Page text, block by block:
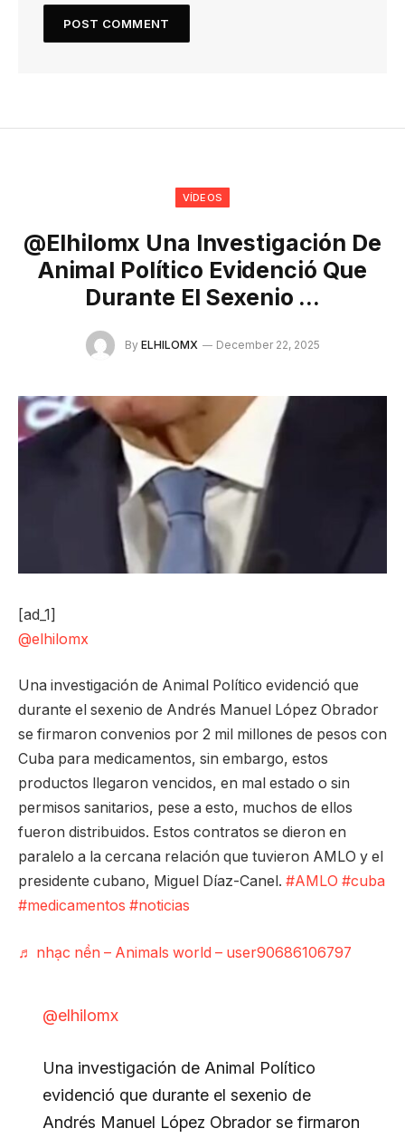
VÍDEOS
@elhilomx Una Investigación De
Animal Político Evidenció Que
Durante El Sexenio …
By ELHILOMX December 22, 2025
[ad_1]
@elhilomx
Una investigación de Animal Político evidenció que
durante el sexenio de Andrés Manuel López Obrador
se firmaron convenios por 2 mil millones de pesos con
Cuba para medicamentos, sin embargo, estos
productos llegaron vencidos, en mal estado o sin
permisos sanitarios, pese a esto, muchos de ellos
fueron distribuidos. Estos contratos se dieron en
paralelo a la cercana relación que tuvieron AMLO y el
presidente cubano, Miguel Díaz-Canel. #AMLO #cuba
#medicamentos #noticias
♬ nhạc nền – Animals world – user90686106797
@elhilomx
Una investigación de Animal Político
evidenció que durante el sexenio de
Andrés Manuel López Obrador se firmaron